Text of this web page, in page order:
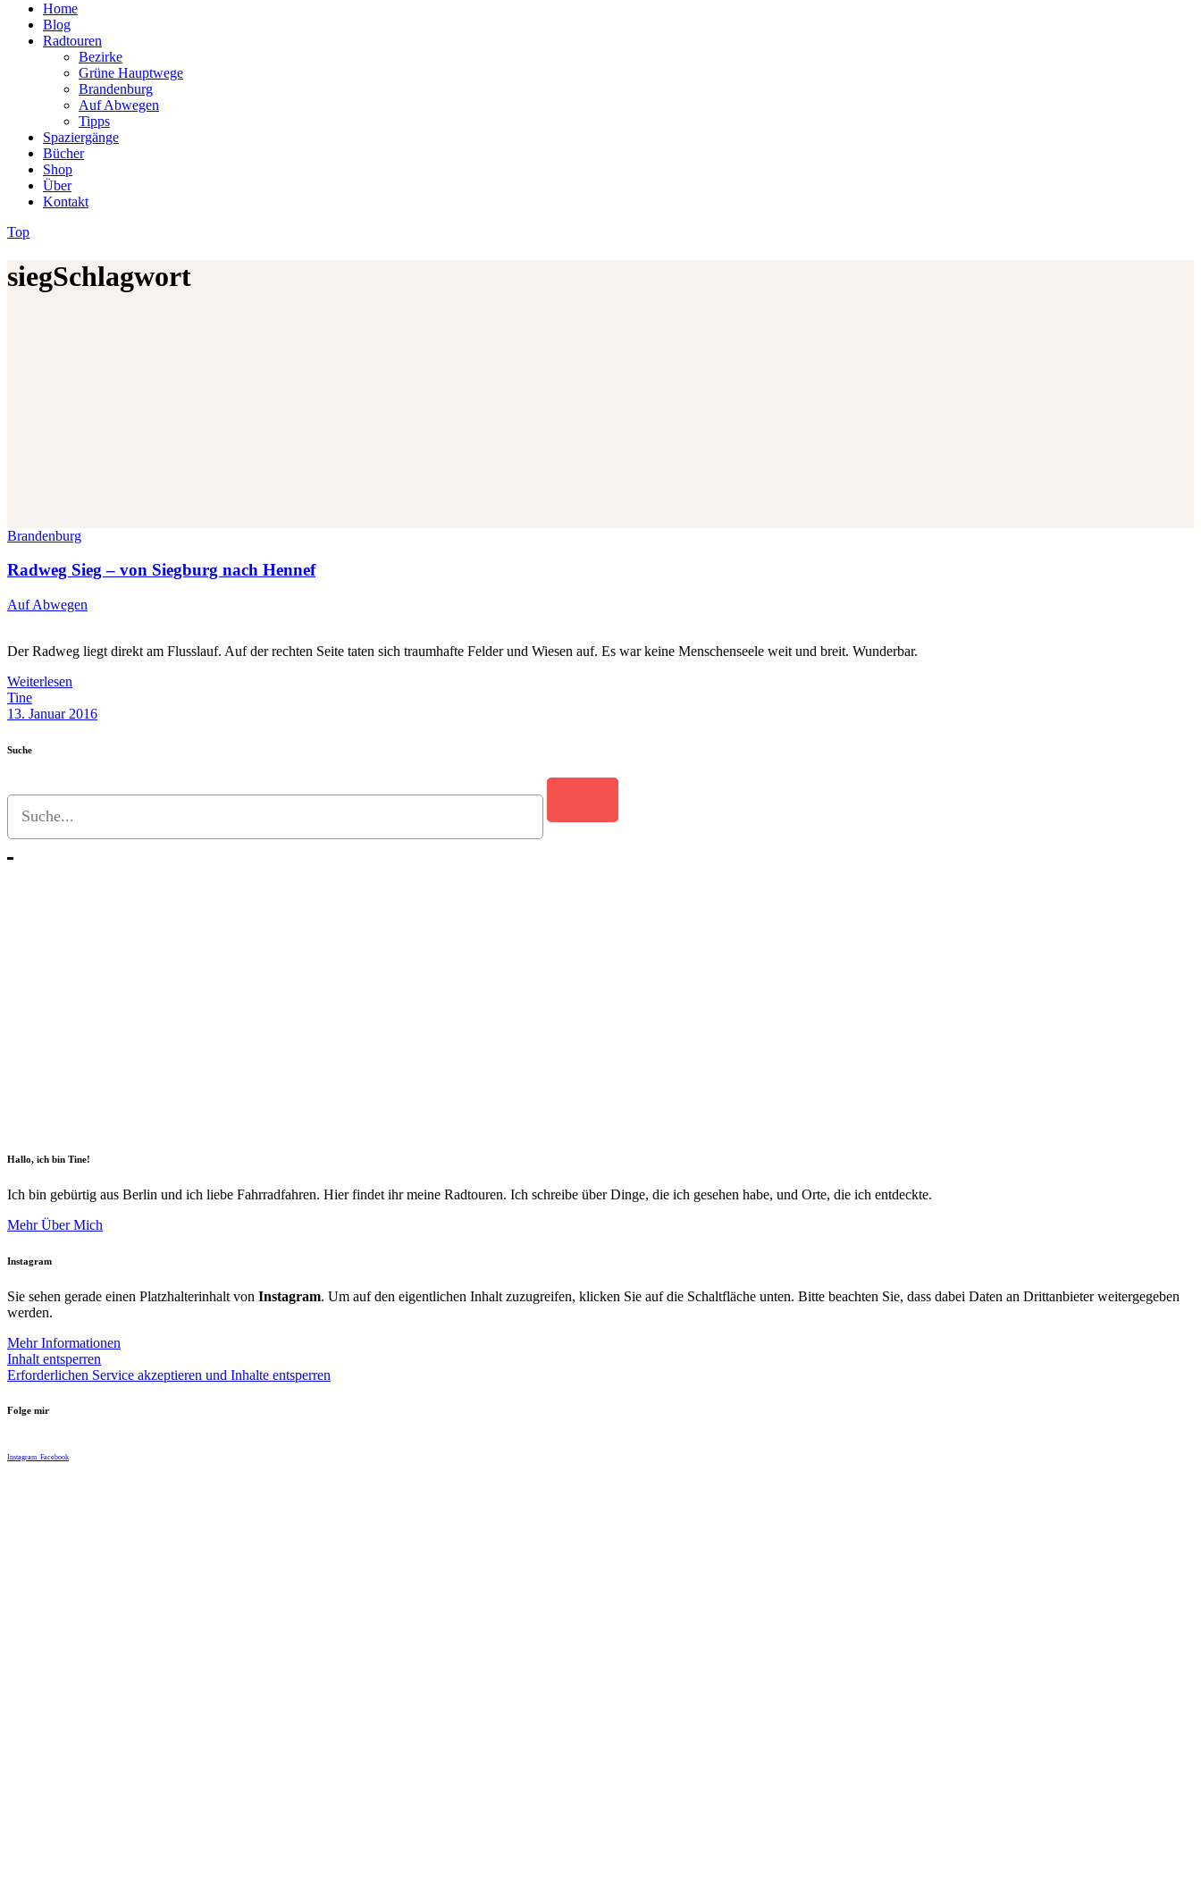
Home
Blog
Radtouren
Bezirke
Grüne Hauptwege
Brandenburg
Auf Abwegen
Tipps
Spaziergänge
Bücher
Shop
Über
Kontakt
Top
siegSchlagwort
Brandenburg
Radweg Sieg – von Siegburg nach Hennef
Auf Abwegen
Der Radweg liegt direkt am Flusslauf. Auf der rechten Seite taten sich traumhafte Felder und Wiesen auf. Es war keine Menschenseele weit und breit. Wunderbar.
Weiterlesen
Tine
13. Januar 2016
Suche
for:
Hallo, ich bin Tine!
Ich bin gebürtig aus Berlin und ich liebe Fahrradfahren. Hier findet ihr meine Radtouren. Ich schreibe über Dinge, die ich gesehen habe, und Orte, die ich entdeckte.
Mehr Über Mich
Instagram
Sie sehen gerade einen Platzhalterinhalt von Instagram. Um auf den eigentlichen Inhalt zuzugreifen, klicken Sie auf die Schaltfläche unten. Bitte beachten Sie, dass dabei Daten an Drittanbieter weitergegeben
werden.
Mehr Informationen
Inhalt entsperren
Erforderlichen Service akzeptieren und Inhalte entsperren
Folge mir
Instagram Facebook